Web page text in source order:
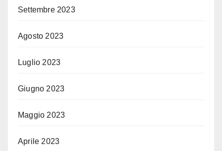
Settembre 2023
Agosto 2023
Luglio 2023
Giugno 2023
Maggio 2023
Aprile 2023